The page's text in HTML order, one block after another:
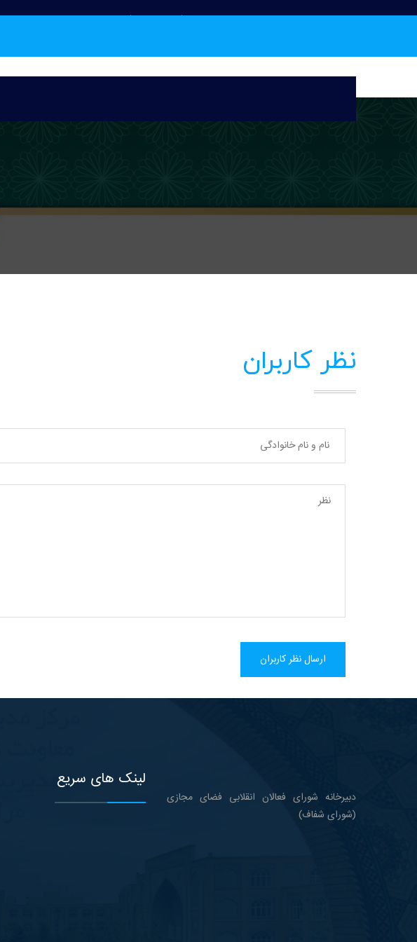
دبیرخانه شورای فعالان انقلابی فضای مجازی (شورای شفاف)
نظر کاربران
ارسال نظر کاربران
دبیرخانه شورای فعالان انقلابی فضای مجازی
(شورای شفاف)
لینک های سریع